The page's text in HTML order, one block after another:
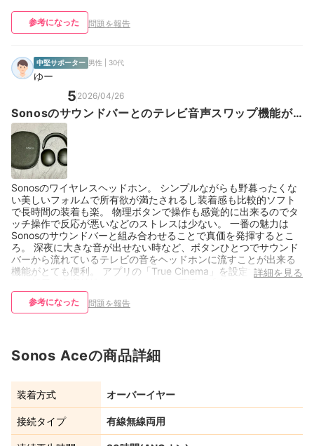
ようになります この商品のノイキャンは強めでDolby Atmosにも
対応しているとの表記があり映画やドラマ観賞用に向いていると
にはおすすめの商品だと思います
参考になった 問題を報告
中堅サポーター 男性 | 30代
ゆー
5 2026/04/26
Sonosのサウンドバーとのテレビ音声スワップ機能が
便利
Sonosのワイヤレスヘッドホン。 シンプルながらも野暮ったくな
い美しいフォルムで所有欲が満たされるし装着感も比較的ソフト
で長時間の装着も楽。 物理ボタンで操作も感覚的に出来るのでタ
ッチ操作で反応が悪いなどのストレスは少ない。 一番の魅力は
Sonosのサウンドバーと組み合わせることで真価を発揮するとこ
ろ。 深夜に大きな音が出せない時など、ボタンひとつでサウンド
バーから流れているテレビの音をヘッドホンに流すことが出来る
機能がとても便利。 アプリの「True Cinema」を設定すること
ーカーを鳴らしている感覚」をヘッドホンで体験できるので、密
閉型とは思えない抜けの良さや音場の広さを感じられる。 Sonos
みの機能が素晴らしい。 Dolby Atmosの空間オーディオと相性が
よくライブ音源は特に気持ちよく聴ける。
詳細を見る
参考になった 問題を報告
Sonos Aceの商品詳細
装着方式 オーバーイヤー
接続タイプ 有線無線両用